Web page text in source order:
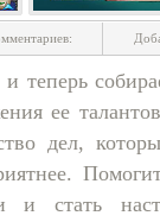
теперь
ее
дел,
и стать